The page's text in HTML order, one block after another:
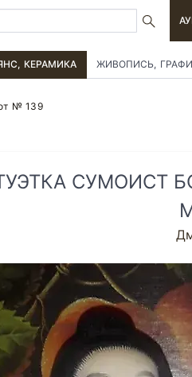
КЕРАМИКА ЖИВОПИСЬ,
№ 139
СУМОИСТ